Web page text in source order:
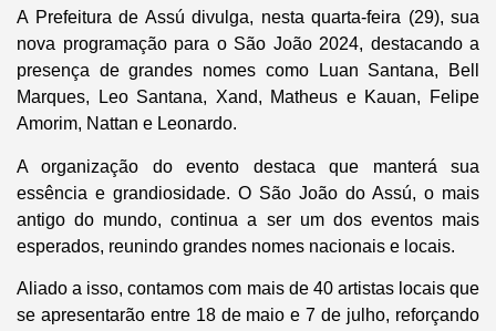
A Prefeitura de Assú divulga, nesta quarta-feira (29), sua
nova programação para o São João 2024, destacando a
presença de grandes nomes como Luan Santana, Bell
Marques, Leo Santana, Xand, Matheus e Kauan, Felipe
Amorim, Nattan e Leonardo.
A organização do evento destaca que manterá sua
essência e grandiosidade. O São João do Assú, o mais
antigo do mundo, continua a ser um dos eventos mais
esperados, reunindo grandes nomes nacionais e locais.
Aliado a isso, contamos com mais de 40 artistas locais que
se apresentarão entre 18 de maio e 7 de julho, reforçando